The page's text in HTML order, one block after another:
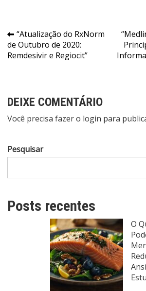
Navegação
de
“Atualização do RxNorm
de Outubro de 2020:
Remdesivir e Regiocit”
DEIXE COMENTÁRIO
Você precisa fazer o login para
Pesquisar
Posts recentes
O